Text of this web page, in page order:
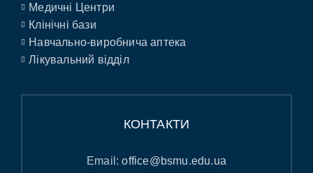
Медичні Центри
Клінічні бази
Навчально-виробнича аптека
Лікувальний відділ
КОНТАКТИ
Email:office@bsmu.edu.ua